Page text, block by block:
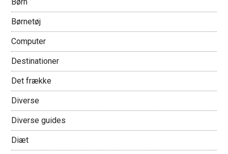
Børnetøj
Computer
Destinationer
Det frække
Diverse
Diverse guides
Diæt